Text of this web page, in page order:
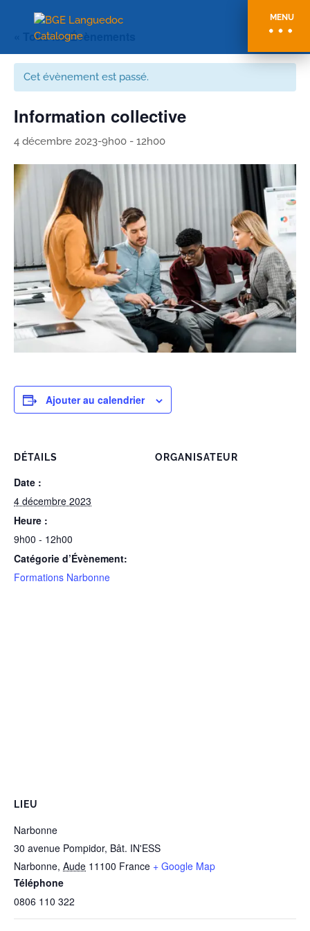
MENU
« Tous les Évènements
Cet évènement est passé.
Information collective
4 décembre 2023-9h00 - 12h00
Ajouter au calendrier
DÉTAILS
Date :
4 décembre 2023
Heure :
9h00 - 12h00
Catégorie d’Évènement:
Formations Narbonne
ORGANISATEUR
LIEU
Narbonne
30 avenue Pompidor, Bât. IN'ESS
Narbonne, Aude 11100 France + Google Map
Téléphone
0806 110 322